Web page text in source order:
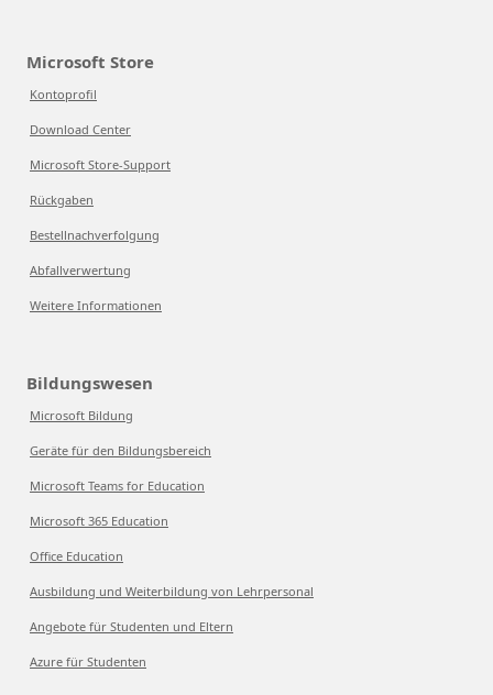
Microsoft Store
Kontoprofil
Download Center
Microsoft Store-Support
Rückgaben
Bestellnachverfolgung
Abfallverwertung
Weitere Informationen
Bildungswesen
Microsoft Bildung
Geräte für den Bildungsbereich
Microsoft Teams for Education
Microsoft 365 Education
Office Education
Ausbildung und Weiterbildung von Lehrpersonal
Angebote für Studenten und Eltern
Azure für Studenten